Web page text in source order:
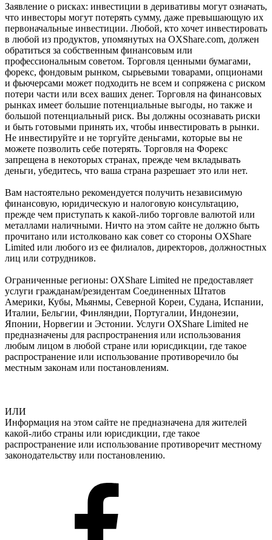
Заявление о рисках: инвестиции в деривативы могут означать,
что инвесторы могут потерять сумму, даже превышающую их
первоначальные инвестиции. Любой, кто хочет инвестировать
в любой из продуктов, упомянутых на OXShare.com, должен
обратиться за собственным финансовым или
профессиональным советом. Торговля ценными бумагами,
форекс, фондовым рынком, сырьевыми товарами, опционами
и фьючерсами может подходить не всем и сопряжена с риском
потери части или всех ваших денег. Торговля на финансовых
рынках имеет большие потенциальные выгоды, но также и
большой потенциальный риск. Вы должны осознавать риски
и быть готовыми принять их, чтобы инвестировать в рынки.
Не инвестируйте и не торгуйте деньгами, которые вы не
можете позволить себе потерять. Торговля на Форекс
запрещена в некоторых странах, прежде чем вкладывать
деньги, убедитесь, что ваша страна разрешает это или нет.
Вам настоятельно рекомендуется получить независимую
финансовую, юридическую и налоговую консультацию,
прежде чем приступать к какой-либо торговле валютой или
металлами наличными. Ничто на этом сайте не должно быть
прочитано или истолковано как совет со стороны OXShare
Limited или любого из ее филиалов, директоров, должностных
лиц или сотрудников.
Ограниченные регионы: OXShare Limited не предоставляет
услуги гражданам/резидентам Соединенных Штатов
Америки, Кубы, Мьянмы, Северной Кореи, Судана, Испании,
Италии, Бельгии, Финляндии, Португалии, Индонезии,
Японии, Норвегии и Эстонии. Услуги OXShare Limited не
предназначены для распространения или использования
любым лицом в любой стране или юрисдикции, где такое
распространение или использование противоречило бы
местным законам или постановлениям.
ИЛИ
Информация на этом сайте не предназначена для жителей
какой-либо страны или юрисдикции, где такое
распространение или использование противоречит местному
законодательству или постановлению.